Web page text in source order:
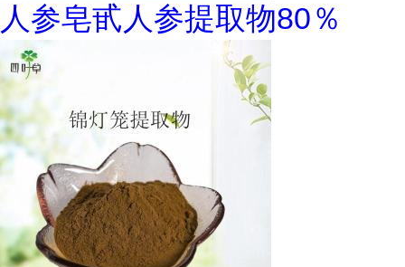
人参皂甙人参提取物80％